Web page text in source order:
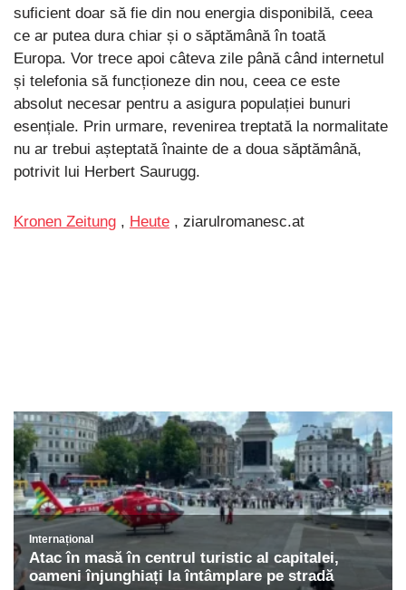
suficient doar să fie din nou energia disponibilă, ceea
ce ar putea dura chiar și o săptămână în toată
Europa. Vor trece apoi câteva zile până când internetul
și telefonia să funcționeze din nou, ceea ce este
absolut necesar pentru a asigura populației bunuri
esențiale. Prin urmare, revenirea treptată la normalitate
nu ar trebui așteptată înainte de a doua săptămână,
potrivit lui Herbert Saurugg.
Kronen Zeitung , Heute , ziarulromanesc.at